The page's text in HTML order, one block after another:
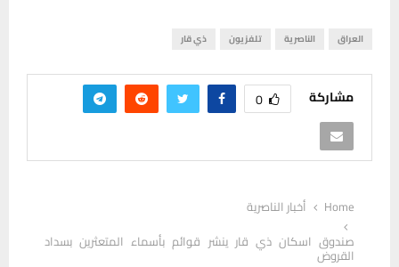
العراق الناصرية تلفزيون ذي قار
مشاركة 0
Home
أخبار الناصرية
صندوق اسكان ذي قار ينشر قوائم بأسماء المتعثرين بسداد
القروض